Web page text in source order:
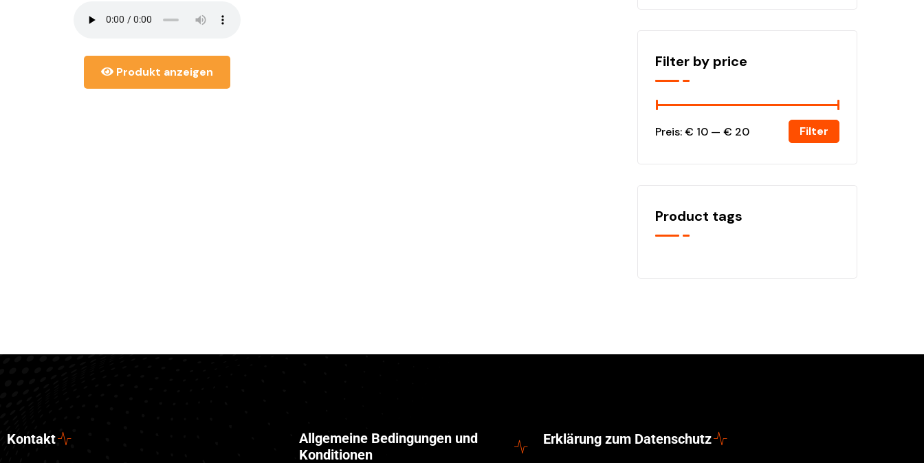
Produkt anzeigen
Filter by price
Filter
Preis:€ 10 — € 20
Product tags
Kontakt
Allgemeine Bedingungen und
Konditionen
Erklärung zum Datenschutz